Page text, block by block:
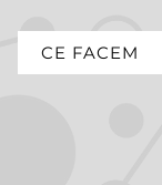
CE FACEM